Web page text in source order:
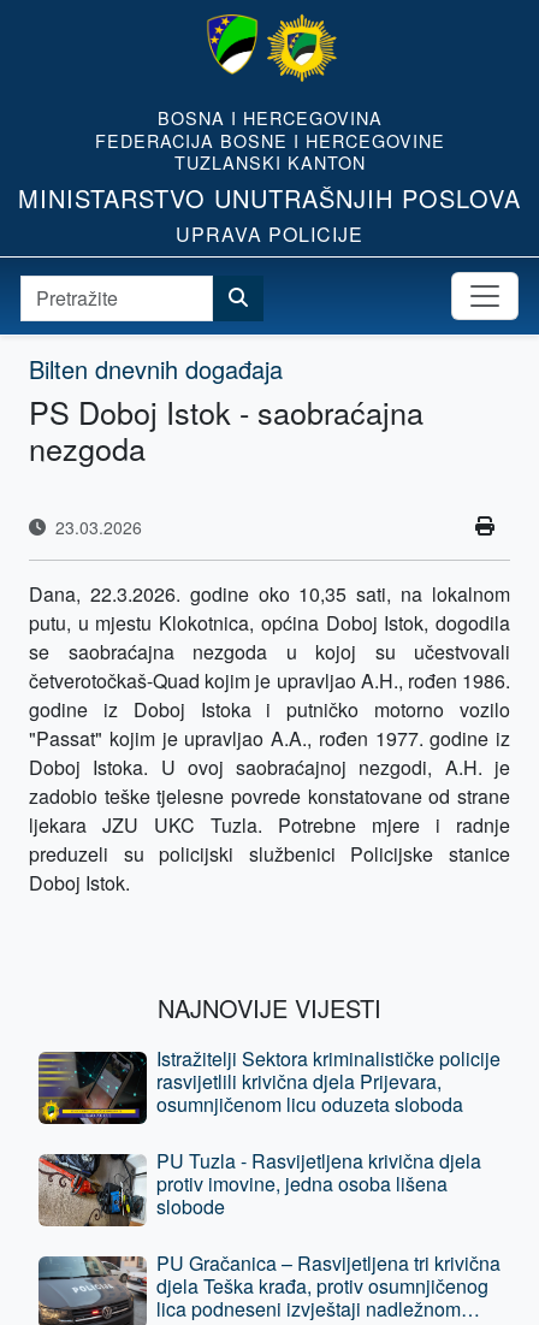
BOSNA I HERCEGOVINA
FEDERACIJA BOSNE I HERCEGOVINE
TUZLANSKI KANTON
MINISTARSTVO UNUTRAŠNJIH POSLOVA
UPRAVA POLICIJE
Bilten dnevnih događaja
PS Doboj Istok - saobraćajna
nezgoda
23.03.2026
Dana, 22.3.2026. godine oko 10,35 sati, na lokalnom
putu, u mjestu Klokotnica, općina Doboj Istok, dogodila
se saobraćajna nezgoda u kojoj su učestvovali
četverotočkaš-Quad kojim je upravljao A.H., rođen 1986.
godine iz Doboj Istoka i putničko motorno vozilo
"Passat" kojim je upravljao A.A., rođen 1977. godine iz
Doboj Istoka. U ovoj saobraćajnoj nezgodi, A.H. je
zadobio teške tjelesne povrede konstatovane od strane
ljekara JZU UKC Tuzla. Potrebne mjere i radnje
preduzeli su policijski službenici Policijske stanice
Doboj Istok.
NAJNOVIJE VIJESTI
Istražitelji Sektora kriminalističke policije
rasvijetlili krivična djela Prijevara,
osumnjičenom licu oduzeta sloboda
PU Tuzla - Rasvijetljena krivična djela
protiv imovine, jedna osoba lišena
slobode
PU Gračanica – Rasvijetljena tri krivična
djela Teška krađa, protiv osumnjičenog
lica podneseni izvještaji nadležnom